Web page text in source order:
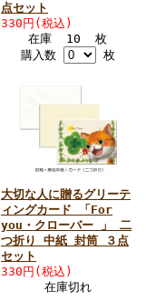
点セット
330円(税込)
在庫 10 枚
購入数
枚
大切な人に贈るグリーテ
ィングカード 「For
you・クローバー 」 二
つ折り 中紙 封筒 ３点
セット
330円(税込)
在庫切れ